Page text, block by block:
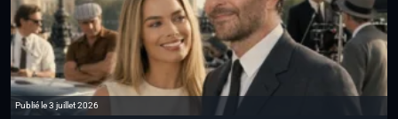
Publié le 3 juillet 2026